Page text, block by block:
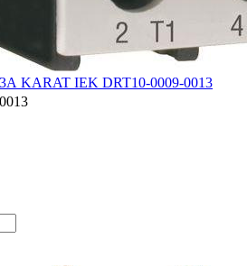
KARAT IEK DRT10-0009-0013